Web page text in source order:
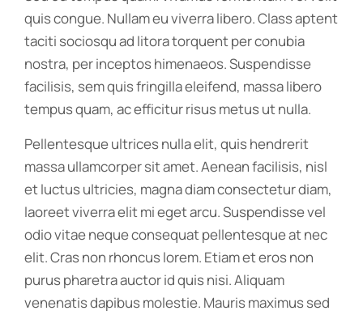
quis congue. Nullam eu viverra libero. Class aptent
taciti sociosqu ad litora torquent per conubia
nostra, per inceptos himenaeos. Suspendisse
facilisis, sem quis fringilla eleifend, massa libero
tempus quam, ac efficitur risus metus ut nulla.
Pellentesque ultrices nulla elit, quis hendrerit
massa ullamcorper sit amet. Aenean facilisis, nisl
et luctus ultricies, magna diam consectetur diam,
laoreet viverra elit mi eget arcu. Suspendisse vel
odio vitae neque consequat pellentesque at nec
elit. Cras non rhoncus lorem. Etiam et eros non
purus pharetra auctor id quis nisi. Aliquam
venenatis dapibus molestie. Mauris maximus sed